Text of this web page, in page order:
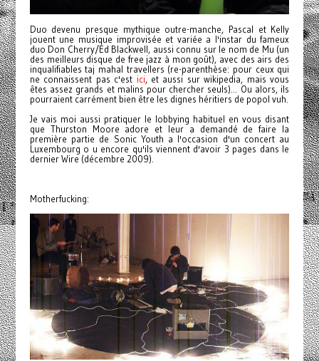
Duo devenu presque mythique outre-manche, Pascal et Kelly
jouent une musique improvisée et variée a l'instar du fameux
duo Don Cherry/Ed Blackwell, aussi connu sur le nom de Mu (un
des meilleurs disque de free jazz à mon goût), avec des airs des
inqualifiables taj mahal travellers (re-parenthèse: pour ceux qui
ne connaissent pas c'est ici, et aussi sur wikipedia, mais vous
êtes assez grands et malins pour chercher seuls)... Ou alors, ils
pourraient carrément bien être les dignes héritiers de popol vuh.
Je vais moi aussi pratiquer le lobbying habituel en vous disant
que Thurston Moore adore et leur a demandé de faire la
première partie de Sonic Youth a l'occasion d'un concert au
Luxembourg o u encore qu'ils viennent d'avoir 3 pages dans le
dernier Wire (décembre 2009).
Motherfucking: